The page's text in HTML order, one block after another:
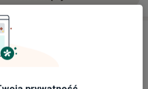
Osuch
551 Warszawa